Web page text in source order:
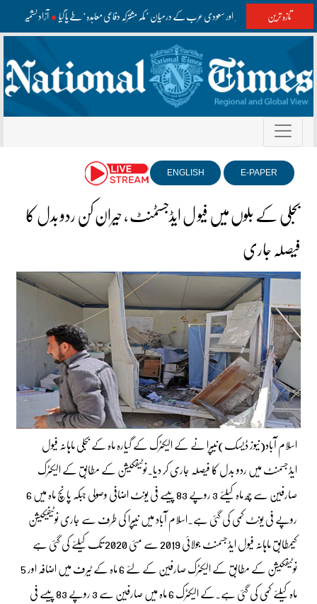
تازہ ترین پاکستان، ترکیہ اور سعودی عرب کے درمیان ’مکہ مشترکہ دفاعی معاہدہ‘ طے پا گیا آزاد کشمیر
E-PAPER
ENGLISH
بجلی کے بلوں میں فیو ل ایڈجسٹمنٹ ، حیران کن ردو بدل کا
فیصلہ جاری
اسلام آباد(نیوز ڈیسک)نیپرا نے کے الیکٹرک کے گیارہ ماہ کے بجلی ماہانہ فیول
ایڈجسمنٹ میں ردو بدل کا فیصلہ جاری کر دیا۔نوٹیفکیشن کے مطابق کے الیکٹرک
صارفین سے چھ ماہ کیلئے 3 روپے 83 پیسے فی یونٹ اضافی وصولی جبکہ پانچ ماہ میں 6
روپے فی یونٹ کمی کی گئی ہے۔اسلام آباد میں نیپرا کی طرف سے جاری نوٹیفیکیشن
کیمطابق ماہانہ فیول ایڈجسمنٹ جولائی 2019 سے مئی 2020 تک کیلئے کی گئی ہے
نوٹیفکیشن کے مطابق کے الیکٹرک صارفین کے لئے 6 ماہ کے ٹیرف میں اضافہ اور 5
ماہ کیلئے کمی کی گئی ہے۔کے الیکٹرک 6 ماہ میں صارفین سے 3 روپے 83 پیسے فی